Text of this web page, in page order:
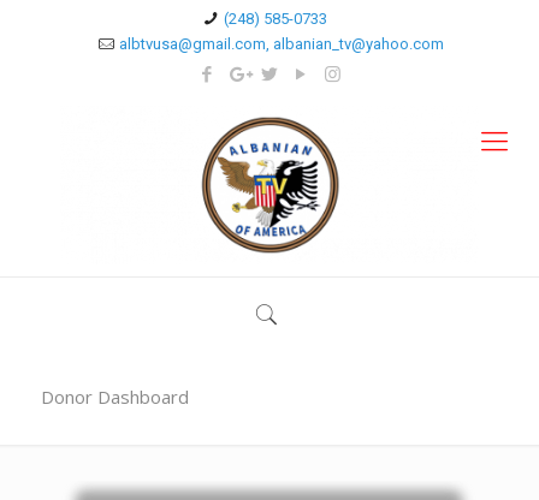
(248) 585-0733
albtvusa@gmail.com, albanian_tv@yahoo.com
Donor Dashboard